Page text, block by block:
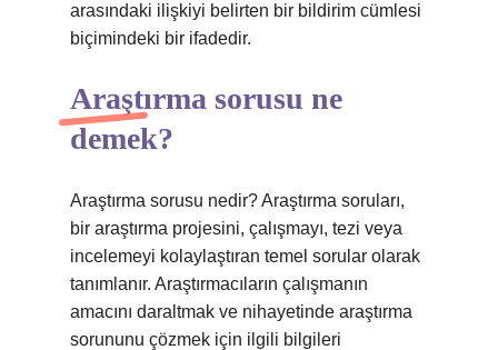
arasındaki ilişkiyi belirten bir bildirim cümlesi
biçimindeki bir ifadedir.
Araştırma sorusu ne
demek?
Araştırma sorusu nedir? Araştırma soruları,
bir araştırma projesini, çalışmayı, tezi veya
incelemeyi kolaylaştıran temel sorular olarak
tanımlanır. Araştırmacıların çalışmanın
amacını daraltmak ve nihayetinde araştırma
sorununu çözmek için ilgili bilgileri